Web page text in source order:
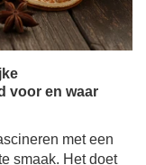
voor en waar
met een
smaak. Het doet
het gebruik
is het een